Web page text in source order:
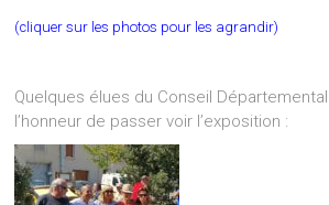
(cliquer sur les photos pour les agrandir)
Quelques élues du Conseil
l’honneur de passer voir l’exposition :